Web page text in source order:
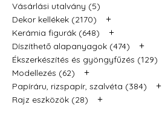
Vásárlási utalvány (5)
Dekor kellékek (2170)
+
Kerámia figurák (648) +
Díszíthető alapanyagok (474) +
Ékszerkészítés és gyöngyfűzés (129)
Modellezés (62) +
Papíráru, rizspapír, szalvéta (384) +
Rajz eszközök (28) +